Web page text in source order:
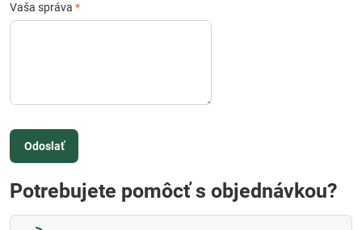
Vaša správa *
Odoslať
Potrebujete pomôcť s objednávkou?